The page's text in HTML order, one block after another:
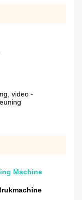
video -
Machine